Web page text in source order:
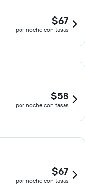
$67
por noche con tasas
$58
por noche con tasas
$67
por noche con tasas